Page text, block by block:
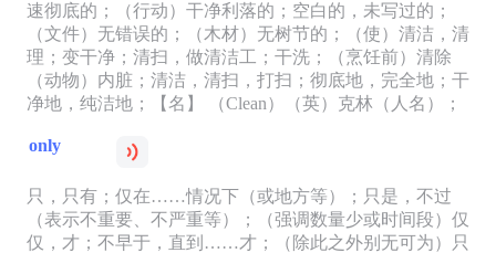
速彻底的；（行动）干净利落的；空白的，未写过的；
（文件）无错误的；（木材）无树节的；（使）清洁，清
理；变干净；清扫，做清洁工；干洗；（烹饪前）清除
（动物）内脏；清洁，清扫，打扫；彻底地，完全地；干
净地，纯洁地；【名】 （Clean）（英）克林（人名）；
only
只，只有；仅在……情况下（或地方等）；只是，不过
（表示不重要、不严重等）；（强调数量少或时间段）仅
仅，才；不早于，直到……才；（除此之外别无可为）只